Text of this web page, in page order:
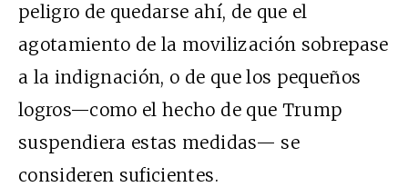
peligro de quedarse ahí, de que el
agotamiento de la movilización sobrepase
a la indignación, o de que los pequeños
logros—como el hecho de que Trump
suspendiera estas medidas— se
consideren suficientes.